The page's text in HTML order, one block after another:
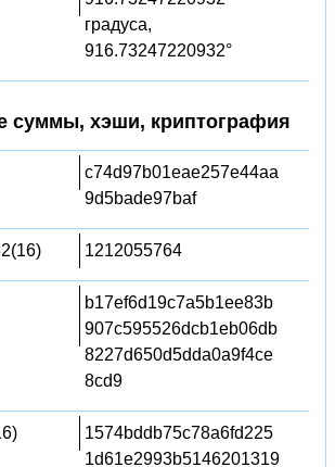
градуса,
916.73247220932°
суммы, хэши, криптография
c74d97b01eae257e44aa
9d5bade97baf
1212055764
b17ef6d19c7a5b1ee83b
907c595526dcb1eb06db
8227d650d5dda0a9f4ce
8cd9
1574bddb75c78a6fd225
1d61e2993b5146201319